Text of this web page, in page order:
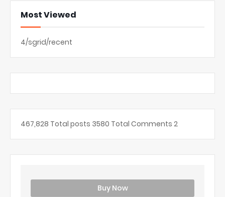
Most Viewed
4/sgrid/recent
467,828 Total posts 3580 Total Comments 2
Buy Now